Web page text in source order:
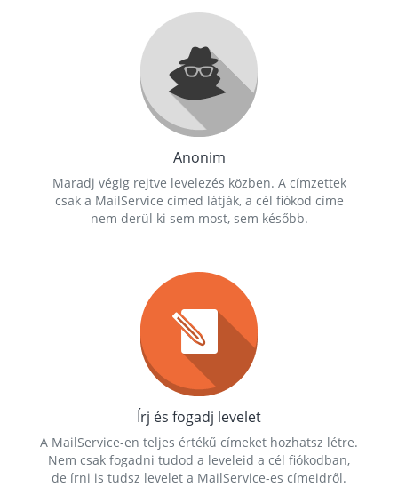
Anonim
Maradj végig rejtve levelezés közben. A címzettek
csak a MailService címed látják, a cél fiókod címe
nem derül ki sem most, sem később.
Írj és fogadj levelet
A MailService-en teljes értékű címeket hozhatsz létre.
Nem csak fogadni tudod a leveleid a cél fiókodban,
de írni is tudsz levelet a MailService-es címeidről.